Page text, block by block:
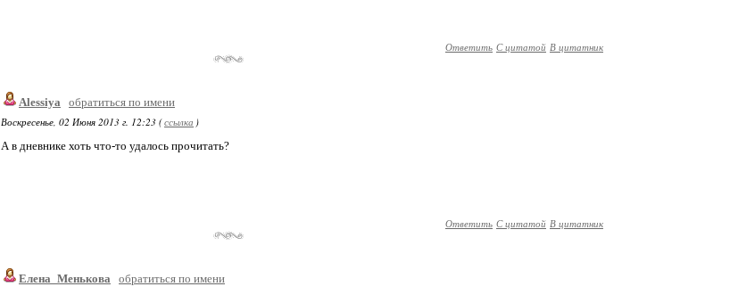
Ответить С цитатой В цитатник
Alessiya
обратиться по имени
Воскресенье, 02 Июня 2013 г. 12:23 (ссылка )
А в дневнике хоть что-то удалось прочитать?
Ответить С цитатой В цитатник
Елена_Менькова
обратиться по имени